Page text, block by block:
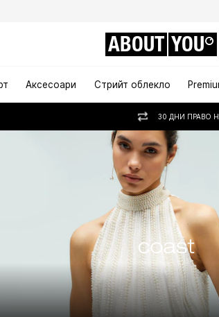
ABOUT YOU
Аксесоари Стрийт облекло
30 ДНИ ПРАВО